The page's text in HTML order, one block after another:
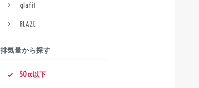
glafit
BLAZE
排気量から探す
50cc以下